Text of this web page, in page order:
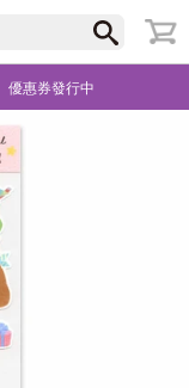
優惠券發行中